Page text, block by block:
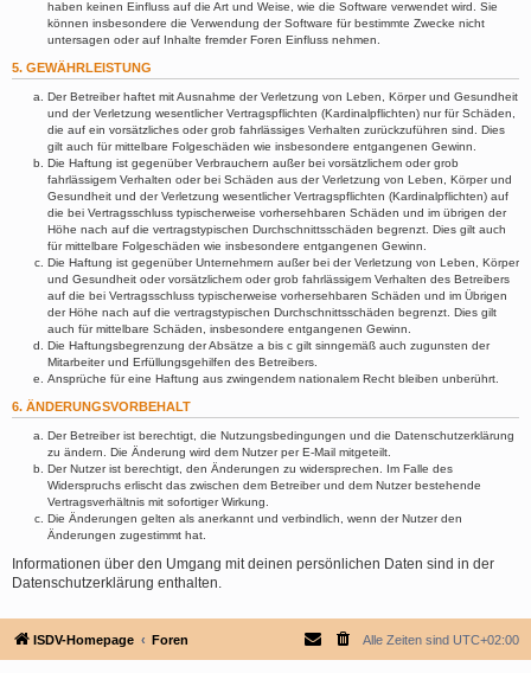
haben keinen Einfluss auf die Art und Weise, wie die Software verwendet wird. Sie
können insbesondere die Verwendung der Software für bestimmte Zwecke nicht
untersagen oder auf Inhalte fremder Foren Einfluss nehmen.
5. GEWÄHRLEISTUNG
Der Betreiber haftet mit Ausnahme der Verletzung von Leben, Körper und Gesundheit
und der Verletzung wesentlicher Vertragspflichten (Kardinalpflichten) nur für Schäden,
die auf ein vorsätzliches oder grob fahrlässiges Verhalten zurückzuführen sind. Dies
gilt auch für mittelbare Folgeschäden wie insbesondere entgangenen Gewinn.
Die Haftung ist gegenüber Verbrauchern außer bei vorsätzlichem oder grob
fahrlässigem Verhalten oder bei Schäden aus der Verletzung von Leben, Körper und
Gesundheit und der Verletzung wesentlicher Vertragspflichten (Kardinalpflichten) auf
die bei Vertragsschluss typischerweise vorhersehbaren Schäden und im übrigen der
Höhe nach auf die vertragstypischen Durchschnittsschäden begrenzt. Dies gilt auch
für mittelbare Folgeschäden wie insbesondere entgangenen Gewinn.
Die Haftung ist gegenüber Unternehmern außer bei der Verletzung von Leben, Körper
und Gesundheit oder vorsätzlichem oder grob fahrlässigem Verhalten des Betreibers
auf die bei Vertragsschluss typischerweise vorhersehbaren Schäden und im Übrigen
der Höhe nach auf die vertragstypischen Durchschnittsschäden begrenzt. Dies gilt
auch für mittelbare Schäden, insbesondere entgangenen Gewinn.
Die Haftungsbegrenzung der Absätze a bis c gilt sinngemäß auch zugunsten der
Mitarbeiter und Erfüllungsgehilfen des Betreibers.
Ansprüche für eine Haftung aus zwingendem nationalem Recht bleiben unberührt.
6. ÄNDERUNGSVORBEHALT
Der Betreiber ist berechtigt, die Nutzungsbedingungen und die Datenschutzerklärung
zu ändern. Die Änderung wird dem Nutzer per E-Mail mitgeteilt.
Der Nutzer ist berechtigt, den Änderungen zu widersprechen. Im Falle des
Widerspruchs erlischt das zwischen dem Betreiber und dem Nutzer bestehende
Vertragsverhältnis mit sofortiger Wirkung.
Die Änderungen gelten als anerkannt und verbindlich, wenn der Nutzer den
Änderungen zugestimmt hat.
Informationen über den Umgang mit deinen persönlichen Daten sind in der
Datenschutzerklärung enthalten.
ISDV-Homepage Foren Alle Zeiten sind UTC+02:00